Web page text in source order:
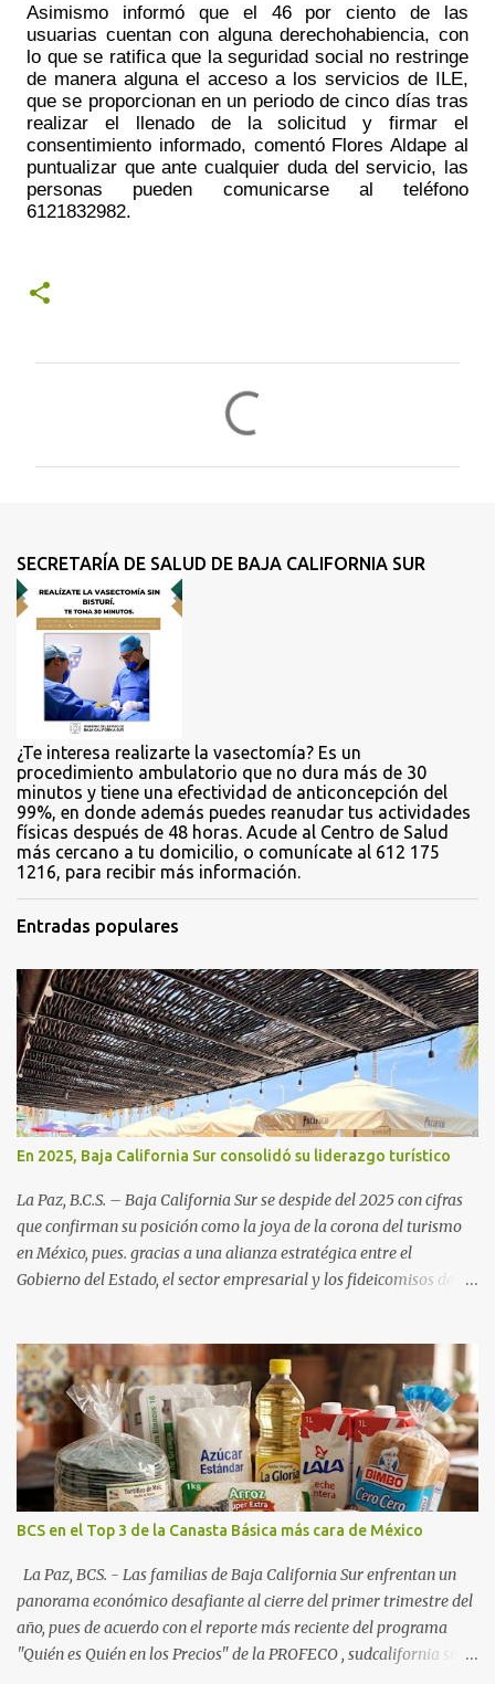
Asimismo informó que el 46 por ciento de las
usuarias cuentan con alguna derechohabiencia, con
lo que se ratifica que la seguridad social no restringe
de manera alguna el acceso a los servicios de ILE,
que se proporcionan en un periodo de cinco días tras
realizar el llenado de la solicitud y firmar el
consentimiento informado, comentó Flores Aldape al
puntualizar que ante cualquier duda del servicio, las
personas pueden comunicarse al teléfono
6121832982.
t
a
r
o
SECRETARÍA DE SALUD DE BAJA CALIFORNIA SUR
¿Te interesa realizarte la vasectomía? Es un
procedimiento ambulatorio que no dura más de 30
minutos y tiene una efectividad de anticoncepción del
99%, en donde además puedes reanudar tus actividades
físicas después de 48 horas. Acude al Centro de Salud
más cercano a tu domicilio, o comunícate al 612 175
1216, para recibir más información.
Entradas populares
En 2025, Baja California Sur consolidó su liderazgo turístico
La Paz, B.C.S. – Baja California Sur se despide del 2025 con cifras
que confirman su posición como la joya de la corona del turismo
en México, pues. gracias a una alianza estratégica entre el
Gobierno del Estado, el sector empresarial y los fideicomisos de
una derrama económica sin precedentes. Las proyecciones para
este periodo vacacional son optimistas, con un promedio estatal
que supera el 70% . Sin embargo, la sorpresa del año la ha dado el
norte del estado. Comondú encabeza las expectativas con un
impresionante 89% de ocupación, impulsado por el interés
creciente en el turismo de naturaleza. Le siguen destinos
consolidados y emergentes: Los Cabos: 72% promedio (esperando
picos del 79% en Año Nuevo). La Paz: 66%. Loreto: 58%. Mulegé:
54%. "Estamos viendo un fenómeno de diversificación. Ya no solo
vienen por el lujo de Los Cabos, sino por la aut...
BCS en el Top 3 de la Canasta Básica más cara de México
La Paz, BCS. - Las familias de Baja California Sur enfrentan un
panorama económico desafiante al cierre del primer trimestre del
año, pues de acuerdo con el reporte más reciente del programa
"Quién es Quién en los Precios" de la PROFECO , sudcalifornia se